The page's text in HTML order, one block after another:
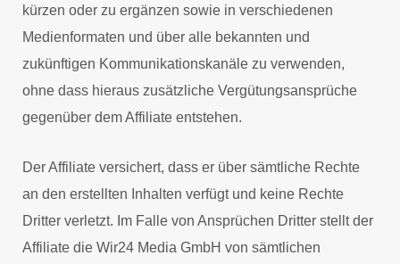
kürzen oder zu ergänzen sowie in verschiedenen
Medienformaten und über alle bekannten und
zukünftigen Kommunikationskanäle zu verwenden,
ohne dass hieraus zusätzliche Vergütungsansprüche
gegenüber dem Affiliate entstehen.
Der Affiliate versichert, dass er über sämtliche Rechte
an den erstellten Inhalten verfügt und keine Rechte
Dritter verletzt. Im Falle von Ansprüchen Dritter stellt der
Affiliate die Wir24 Media GmbH von sämtlichen